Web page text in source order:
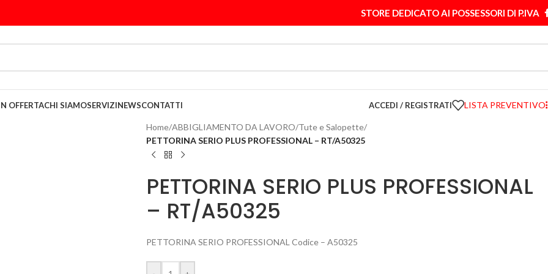
STORE DEDICATO AI POSSESSORI DI P.IVA
OFFERTACHI SIAMOSERVIZINEWSCONTATTI ACCEDI / REGISTRATI LISTA PREVENTIVO
Home/ABBIGLIAMENTO DA LAVORO/Tute e Salopette/
PETTORINA SERIO PLUS PROFESSIONAL – RT/A50325
PETTORINA SERIO PLUS PROFESSIONAL
– RT/A50325
PETTORINA SERIO PROFESSIONAL Codice – A50325